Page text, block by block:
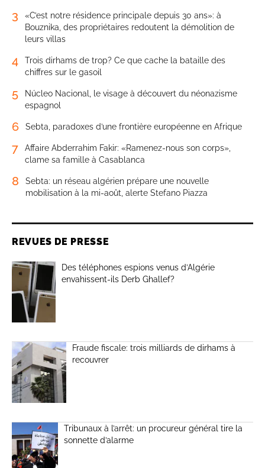
3
«C’est notre résidence principale depuis 30 ans»: à
Bouznika, des propriétaires redoutent la démolition de
leurs villas
4
Trois dirhams de trop? Ce que cache la bataille des
chiffres sur le gasoil
5
Núcleo Nacional, le visage à découvert du néonazisme
espagnol
6 Sebta, paradoxes d’une frontière européenne en Afrique
7
Affaire Abderrahim Fakir: «Ramenez-nous son corps»,
clame sa famille à Casablanca
8
Sebta: un réseau algérien prépare une nouvelle
mobilisation à la mi-août, alerte Stefano Piazza
REVUES DE PRESSE
Des téléphones espions venus d’Algérie
envahissent-ils Derb Ghallef?
Fraude fiscale: trois milliards de dirhams à
recouvrer
Tribunaux à l’arrêt: un procureur général tire la
sonnette d’alarme